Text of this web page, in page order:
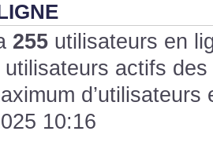
nous n'avons pas fait les
6; 7 et 8 !
!
!
255 utilisateurs en
actifs
10:16